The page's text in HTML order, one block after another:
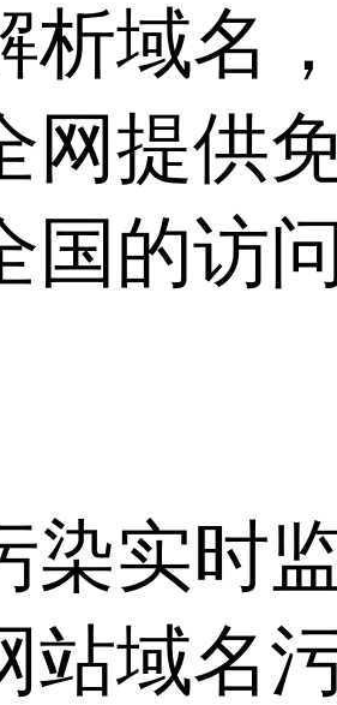
析域名
网提供
国的访
染实时
站域名